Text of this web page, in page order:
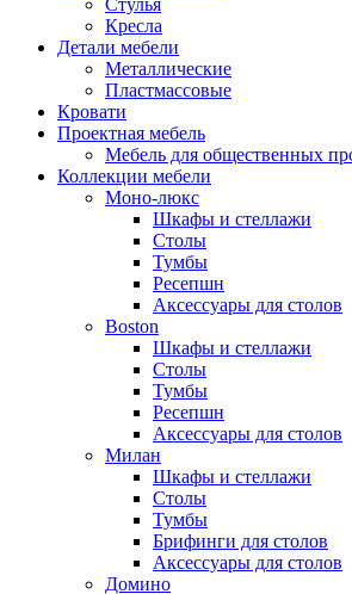
Стулья
Кресла
Детали мебели
Металлические
Пластмассовые
Кровати
Проектная мебель
Мебель для общественных
Коллекции мебели
Моно-люкс
Шкафы и стеллажи
Столы
Тумбы
Ресепшн
Аксессуары для столов
Boston
Шкафы и стеллажи
Столы
Тумбы
Ресепшн
Аксессуары для столов
Милан
Шкафы и стеллажи
Столы
Тумбы
Брифинги для столов
Аксессуары для столов
Домино